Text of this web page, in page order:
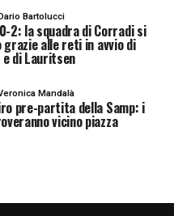
Bartolucci
2: la squadra di Corradi si
alle reti in avvio di
di Lauritsen
Mandalà
pre-partita della Samp: i
vicino piazza